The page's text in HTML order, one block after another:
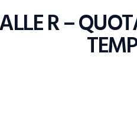
R –
Guide Al
Criptovalute